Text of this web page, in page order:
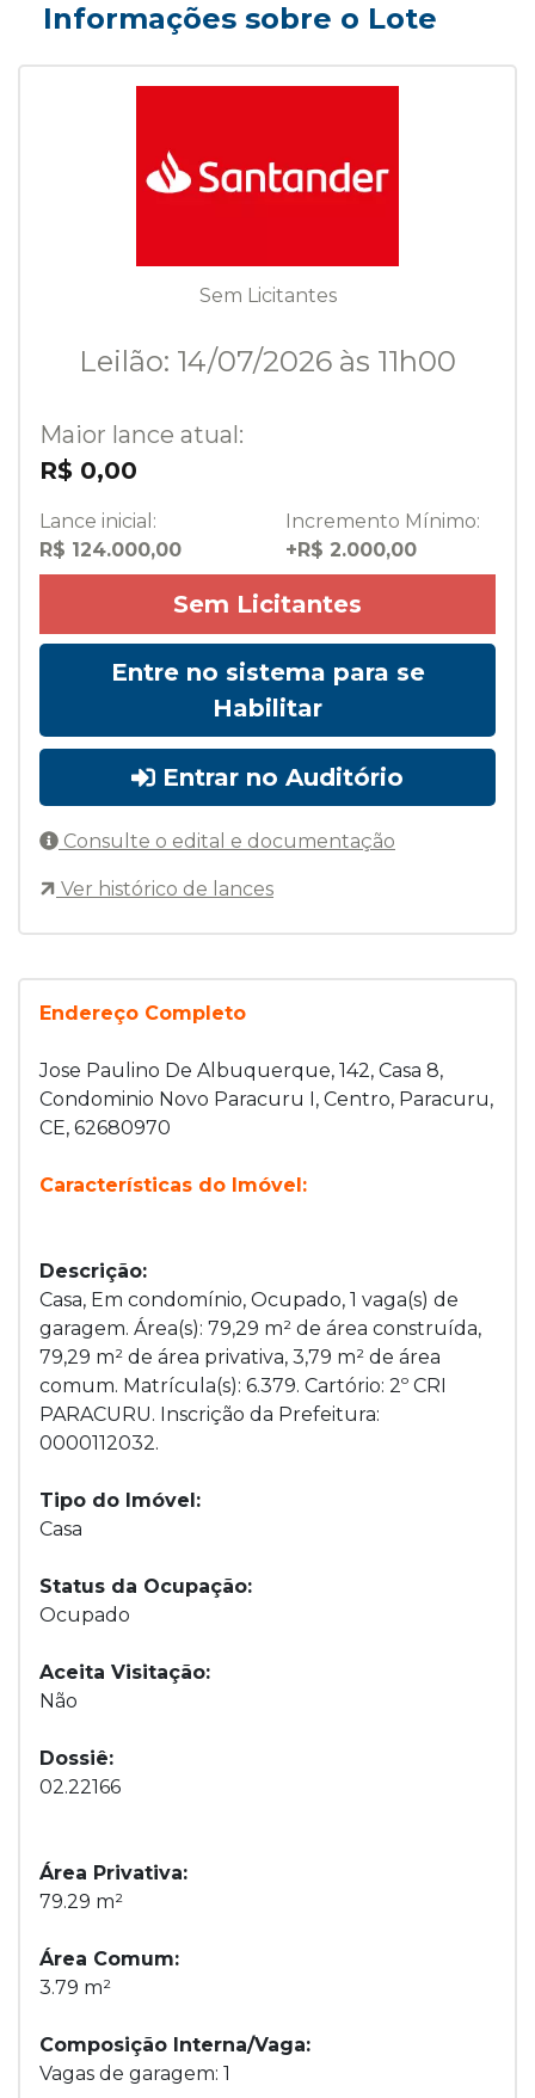
Informações sobre o Lote
Endereço Completo
Jose Paulino De Albuquerque, 142, Casa 8,
Condominio Novo Paracuru I, Centro, Paracuru,
CE, 62680970
Características do Imóvel:
Descrição:
Casa, Em condomínio, Ocupado, 1 vaga(s) de
garagem. Área(s): 79,29 m² de área construída,
79,29 m² de área privativa, 3,79 m² de área
comum. Matrícula(s): 6.379. Cartório: 2º CRI
PARACURU. Inscrição da Prefeitura:
0000112032.
Tipo do Imóvel:
Casa
Status da Ocupação:
Ocupado
Aceita Visitação:
Não
Dossiê:
02.22166
Área Privativa:
79.29 m²
Área Comum:
3.79 m²
Composição Interna/Vaga:
Vagas de garagem: 1
Sem Licitantes
Leilão: 14/07/2026 às 11h00
Maior lance atual:
R$ 0,00
Lance inicial:
R$ 124.000,00
Incremento Mínimo:
+R$ 2.000,00
Sem Licitantes
Entre no sistema para se
Habilitar
Entrar no Auditório
Consulte o edital e documentação
Ver histórico de lances